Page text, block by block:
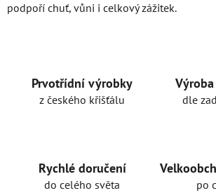
podpoří chuť, vůni i celkový zážitek.
Prvotřídní výrobky
z českého křišťálu dle
Rychlé doručení
do celého světa po